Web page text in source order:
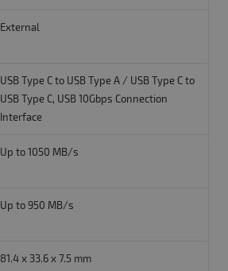
External
USB Type C to USB Type A / USB Type C to
USB Type C, USB 10Gbps Connection
Interface
Up to 1050 MB/s
Up to 950 MB/s
81.4 x 33.6 x 7.5 mm